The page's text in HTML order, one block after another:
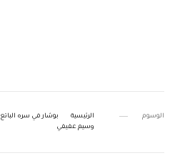
الوسوم الرئيسية بوشار في سره الباتع
وسيم عفيفي